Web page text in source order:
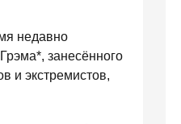
недавно
занесённого
и экстремистов,